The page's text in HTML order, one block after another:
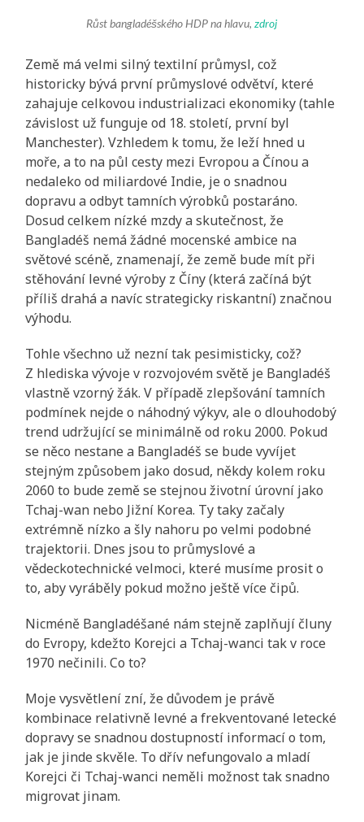
Růst bangladéšského HDP na hlavu,zdroj
Země má velmi silný textilní průmysl, což
historicky bývá první průmyslové odvětví, které
zahajuje celkovou industrializaci ekonomiky (tahle
závislost už funguje od 18. století, první byl
Manchester). Vzhledem k tomu, že leží hned u
moře, a to na půl cesty mezi Evropou a Čínou a
nedaleko od miliardové Indie, je o snadnou
dopravu a odbyt tamních výrobků postaráno.
Dosud celkem nízké mzdy a skutečnost, že
Bangladéš nemá žádné mocenské ambice na
světové scéně, znamenají, že země bude mít při
stěhování levné výroby z Číny (která začíná být
příliš drahá a navíc strategicky riskantní) značnou
výhodu.
Tohle všechno už nezní tak pesimisticky, což?
Z hlediska vývoje v rozvojovém světě je Bangladéš
vlastně vzorný žák. V případě zlepšování tamních
podmínek nejde o náhodný výkyv, ale o dlouhodobý
trend udržující se minimálně od roku 2000. Pokud
se něco nestane a Bangladéš se bude vyvíjet
stejným způsobem jako dosud, někdy kolem roku
2060 to bude země se stejnou životní úrovní jako
Tchaj-wan nebo Jižní Korea. Ty taky začaly
extrémně nízko a šly nahoru po velmi podobné
trajektorii. Dnes jsou to průmyslové a
vědeckotechnické velmoci, které musíme prosit o
to, aby vyráběly pokud možno ještě více čipů.
Nicméně Bangladéšané nám stejně zaplňují čluny
do Evropy, kdežto Korejci a Tchaj-wanci tak v roce
1970 nečinili. Co to?
Moje vysvětlení zní, že důvodem je právě
kombinace relativně levné a frekventované letecké
dopravy se snadnou dostupností informací o tom,
jak je jinde skvěle. To dřív nefungovalo a mladí
Korejci či Tchaj-wanci neměli možnost tak snadno
migrovat jinam.